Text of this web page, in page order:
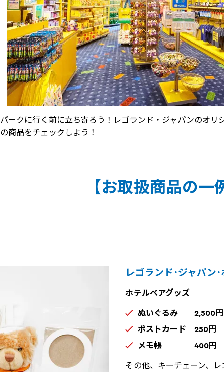
パークに行く前に立ち寄ろう！レゴランド・ジャパンのオリ
の商品をチェックしよう！
【お取扱商品の一
レゴランド･ジャパン
ホテルベアグッズ
ぬいぐるみ 2,500円
ポストカード 250円
メモ帳 400円
その他、キーチェーン、